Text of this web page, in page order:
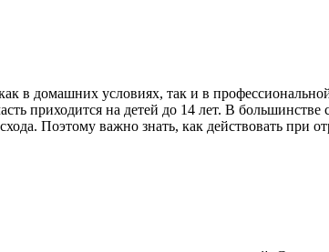
домашних условиях, так и в
приходится на детей до 14 лет. В
Поэтому важно знать, как действовать при